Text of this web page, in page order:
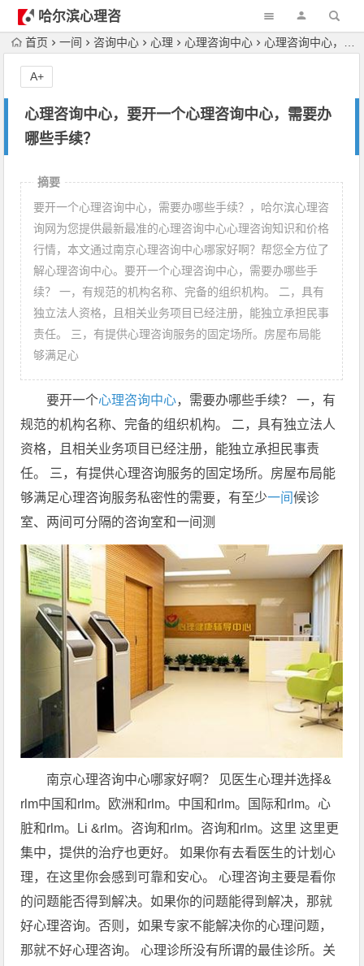
哈尔滨心理咨
询首页 一间 咨询中心 心理 心理咨询中心 心理咨询中心，要开一个心理咨询中心，需要办哪些手续？
心理咨询中心，要开一个心理咨询中心，需要办
哪些手续？
A+
摘要
要开一个心理咨询中心，需要办哪些手续？，哈尔滨心理咨
询网为您提供最新最准的心理咨询中心心理咨询知识和价格
行情，本文通过南京心理咨询中心哪家好啊？帮您全方位了
解心理咨询中心。要开一个心理咨询中心，需要办哪些手
续？ 一，有规范的机构名称、完备的组织机构。 二，具有
独立法人资格，且相关业务项目已经注册，能独立承担民事
责任。 三，有提供心理咨询服务的固定场所。房屋布局能
够满足心
要开一个心理咨询中心，需要办哪些手续？ 一，有
规范的机构名称、完备的组织机构。 二，具有独立法人
资格，且相关业务项目已经注册，能独立承担民事责
任。 三，有提供心理咨询服务的固定场所。房屋布局能
够满足心理咨询服务私密性的需要，有至少一间候诊
室、两间可分隔的咨询室和一间测
南京心理咨询中心哪家好啊？ 见医生心理并选择&
rlm中国和rlm。欧洲和rlm。中国和rlm。国际和rlm。心
脏和rlm。Li &rlm。咨询和rlm。咨询和rlm。这里 这里更
集中，提供的治疗也更好。 如果你有去看医生的计划心
理，在这里你会感到可靠和安心。 心理咨询主要是看你
的问题能否得到解决。如果你的问题能得到解决，那就
好心理咨询。否则，如果专家不能解决你的心理问题，
那就不好心理咨询。 心理诊所没有所谓的最佳诊所。关